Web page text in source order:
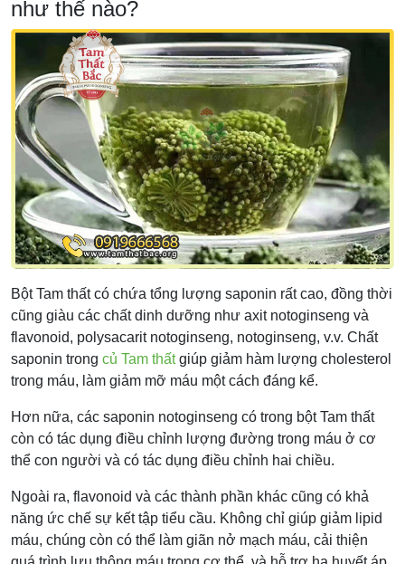
như thế nào?
Bột Tam thất có chứa tổng lượng saponin rất cao, đồng thời
cũng giàu các chất dinh dưỡng như axit notoginseng và
flavonoid, polysacarit notoginseng, notoginseng, v.v. Chất
saponin trong củ Tam thấtgiúp giảm hàm lượng cholesterol
trong máu, làm giảm mỡ máu một cách đáng kể.
Hơn nữa, các saponin notoginseng có trong bột Tam thất
còn có tác dụng điều chỉnh lượng đường trong máu ở cơ
thể con người và có tác dụng điều chỉnh hai chiều.
Ngoài ra, flavonoid và các thành phần khác cũng có khả
năng ức chế sự kết tập tiểu cầu. Không chỉ giúp giảm lipid
máu, chúng còn có thể làm giãn nở mạch máu, cải thiện